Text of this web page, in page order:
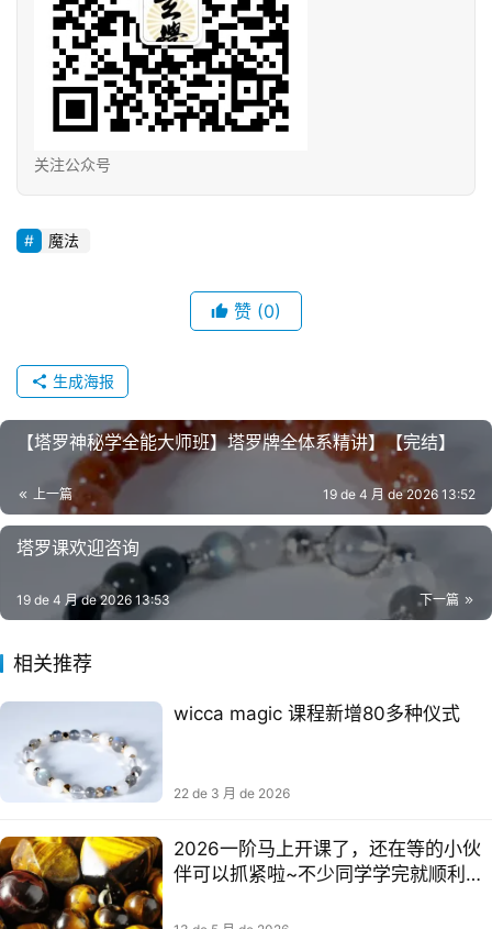
关注公众号
魔法
赞 (0)
生成海报
【塔罗神秘学全能大师班】塔罗牌全体系精讲】【完结】
上一篇 19 de 4 月 de 2026 13:52
塔罗课欢迎咨询
下一篇
19 de 4 月 de 2026 13:53
相关推荐
wicca magic 课程新增80多种仪式
22 de 3 月 de 2026
2026一阶马上开课了，还在等的小伙
伴可以抓紧啦~不少同学学完就顺利开